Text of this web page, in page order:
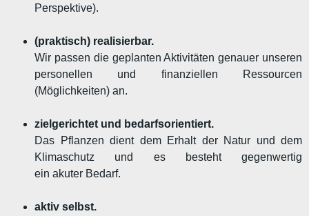
Perspektive).
(praktisch) realisierbar.
Wir passen die geplanten Aktivitäten genauer unseren
personellen und finanziellen Ressourcen
(Möglichkeiten) an.
zielgerichtet und bedarfsorientiert.
Das Pflanzen dient dem Erhalt der Natur und dem
Klimaschutz und es besteht gegenwertig
ein akuter Bedarf.
aktiv selbst.